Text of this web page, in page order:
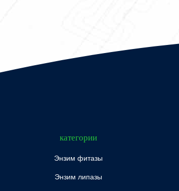
категории
Энзим фитазы
Энзим липазы